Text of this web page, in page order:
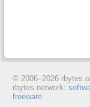
© 2006–2026
rbytes.network:
freeware